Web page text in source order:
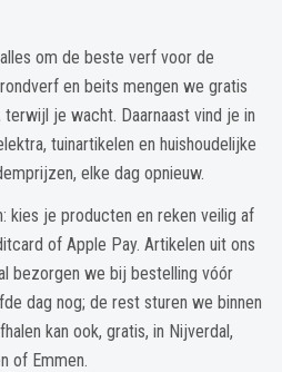
om de beste verf voor de
en beits mengen we gratis
je wacht. Daarnaast vind je in
tuinartikelen en huishoudelijke
elke dag opnieuw.
kies je producten en reken veilig af
of Apple Pay. Artikelen uit ons
bezorgen we bij bestelling vóór
dag nog; de rest sturen we binnen
kan ook, gratis, in Nijverdal,
of Emmen.